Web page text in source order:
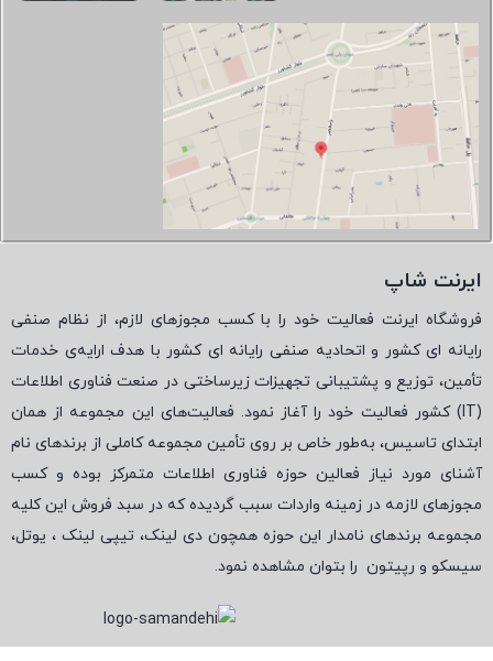
ایرنت شاپ
فروشگاه ایرنت فعالیت خود را با کسب مجوزهای لازم، از نظام صنفی
رایانه ای کشور و اتحادیه صنفی رایانه ای کشور با هدف ارایه‌ی خدمات
تأمین، توزیع و پشتیبانی تجهیزات زیرساختی در صنعت فناوری اطلاعات
(
IT) کشور فعالیت خود را آغاز نمود. فعالیت‌های این مجموعه از همان
ابتدای تاسیس، به‌طور خاص بر روی تأمین مجموعه کاملی از برندهای نام
آشنای مورد نیاز فعالین حوزه فناوری اطلاعات متمرکز بوده و کسب
مجوزهای لازمه در زمینه واردات سبب گردیده که در سبد فروش این کلیه
مجموعه برندهای نامدار این حوزه همچون دی لینک، تیپی لینک ، یوتل،
سیسکو و رپیتون را بتوان مشاهده نمود.